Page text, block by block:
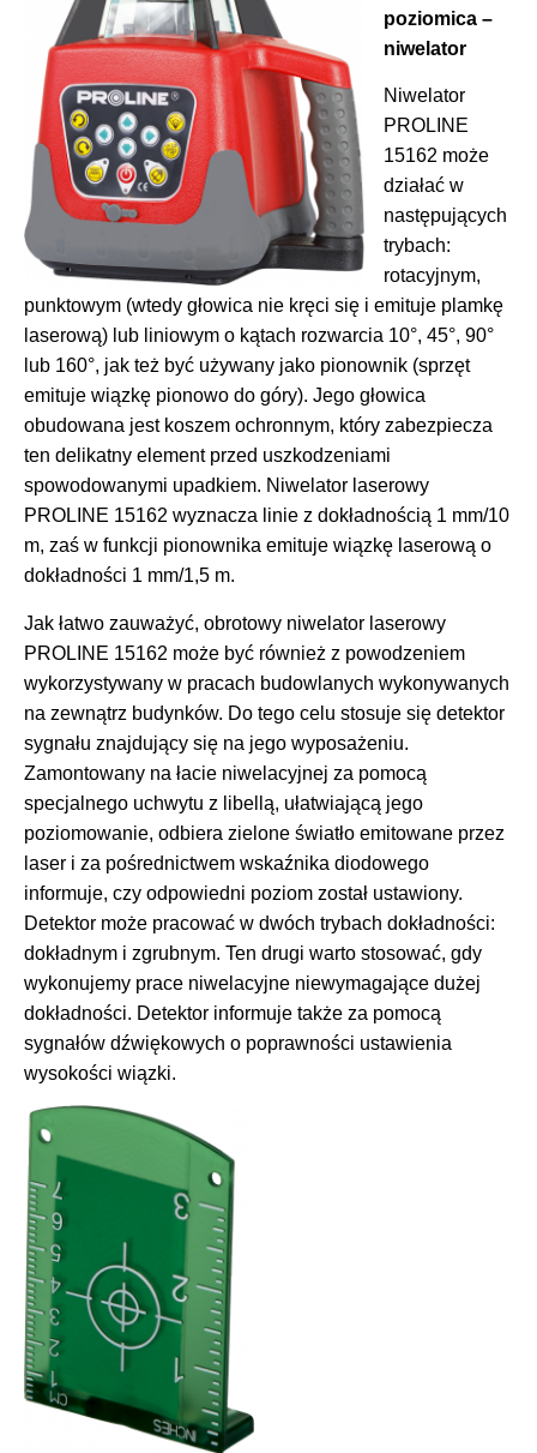
poziomica –
niwelator
Niwelator
PROLINE
15162 może
działać w
następujących
trybach:
rotacyjnym,
punktowym (wtedy głowica nie kręci się i emituje plamkę
laserową) lub liniowym o kątach rozwarcia 10°, 45°, 90°
lub 160°, jak też być używany jako pionownik (sprzęt
emituje wiązkę pionowo do góry). Jego głowica
obudowana jest koszem ochronnym, który zabezpiecza
ten delikatny element przed uszkodzeniami
spowodowanymi upadkiem. Niwelator laserowy
PROLINE 15162 wyznacza linie z dokładnością 1 mm/10
m, zaś w funkcji pionownika emituje wiązkę laserową o
dokładności 1 mm/1,5 m.
Jak łatwo zauważyć, obrotowy niwelator laserowy
PROLINE 15162 może być również z powodzeniem
wykorzystywany w pracach budowlanych wykonywanych
na zewnątrz budynków. Do tego celu stosuje się detektor
sygnału znajdujący się na jego wyposażeniu.
Zamontowany na łacie niwelacyjnej za pomocą
specjalnego uchwytu z libellą, ułatwiającą jego
poziomowanie, odbiera zielone światło emitowane przez
laser i za pośrednictwem wskaźnika diodowego
informuje, czy odpowiedni poziom został ustawiony.
Detektor może pracować w dwóch trybach dokładności:
dokładnym i zgrubnym. Ten drugi warto stosować, gdy
wykonujemy prace niwelacyjne niewymagające dużej
dokładności. Detektor informuje także za pomocą
sygnałów dźwiękowych o poprawności ustawienia
wysokości wiązki.